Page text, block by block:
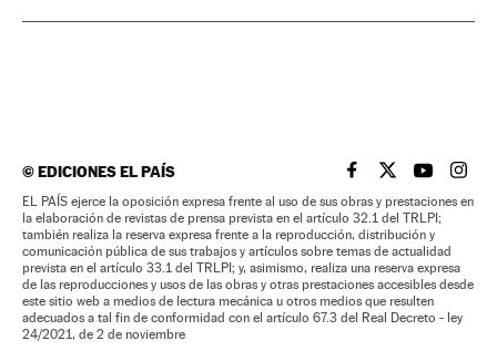
©EDICIONES EL PAÍS EL PAÍS BRASIL EN
EL PAÍSEL PAÍS
EL
EL PAÍS ejerce la oposición expresa frente al uso de sus obras y prestaciones en
la elaboración de revistas de prensa prevista en el artículo 32.1 del TRLPI;
también realiza la reserva expresa frente a la reproducción, distribución y
comunicación pública de sus trabajos y artículos sobre temas de actualidad
prevista en el artículo 33.1 del TRLPI; y, asimismo, realiza una reserva expresa
de las reproducciones y usos de las obras y otras prestaciones accesibles desde
este sitio web a medios de lectura mecánica u otros medios que resulten
adecuados a tal fin de conformidad con el artículo 67.3 del Real Decreto - ley
24/2021, de 2 de noviembre